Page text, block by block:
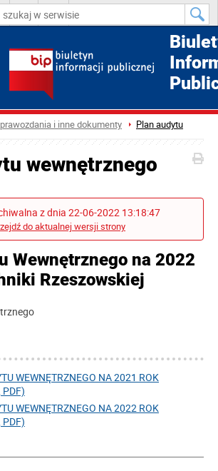
A A A
i inne dokumenty Plan audytu
wewnętrznego
z dnia 22-06-2022 13:18:47
do aktualnej wersji strony
Wewnętrznego na 2022
Rzeszowskiej
WEWNĘTRZNEGO NA 2021 ROK
WEWNĘTRZNEGO NA 2022 ROK